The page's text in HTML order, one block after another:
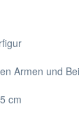
Armen und
cm